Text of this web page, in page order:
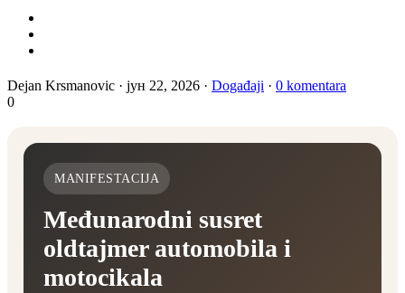
Dejan Krsmanovic · јун 22, 2026 · Događaji · 0 komentara
0
MANIFESTACIJA
Međunarodni susret
oldtajmer automobila i
motocikala